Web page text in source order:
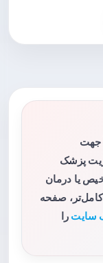
جهت
پزشک
یا درمان
کامل‌تر، صفحه
سایت را